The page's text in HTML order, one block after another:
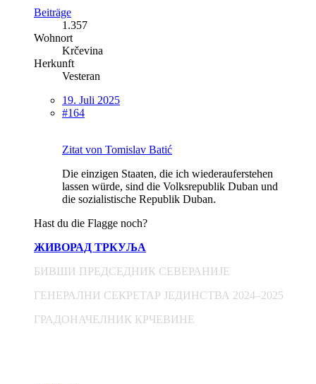
Beiträge
1.357
Wohnort
Krčevina
Herkunft
Vesteran
19. Juli 2025
#164
Zitat von Tomislav Batić
Die einzigen Staaten, die ich wiederauferstehen
lassen würde, sind die Volksrepublik Duban und
die sozialistische Republik Duban.
Hast du die Flagge noch?
ЖИВОРАД ТРКУЉА
БИВШИ ПРЕДСЕДНИК СЕВЕРАНИЈЕ
ГЕНЕРАЛНИ СЕКРЕТАР ЈЕДИНСТВА 2024–2025
ГРАДОНАЧЕЛНИК КРЧЕВИНЕ